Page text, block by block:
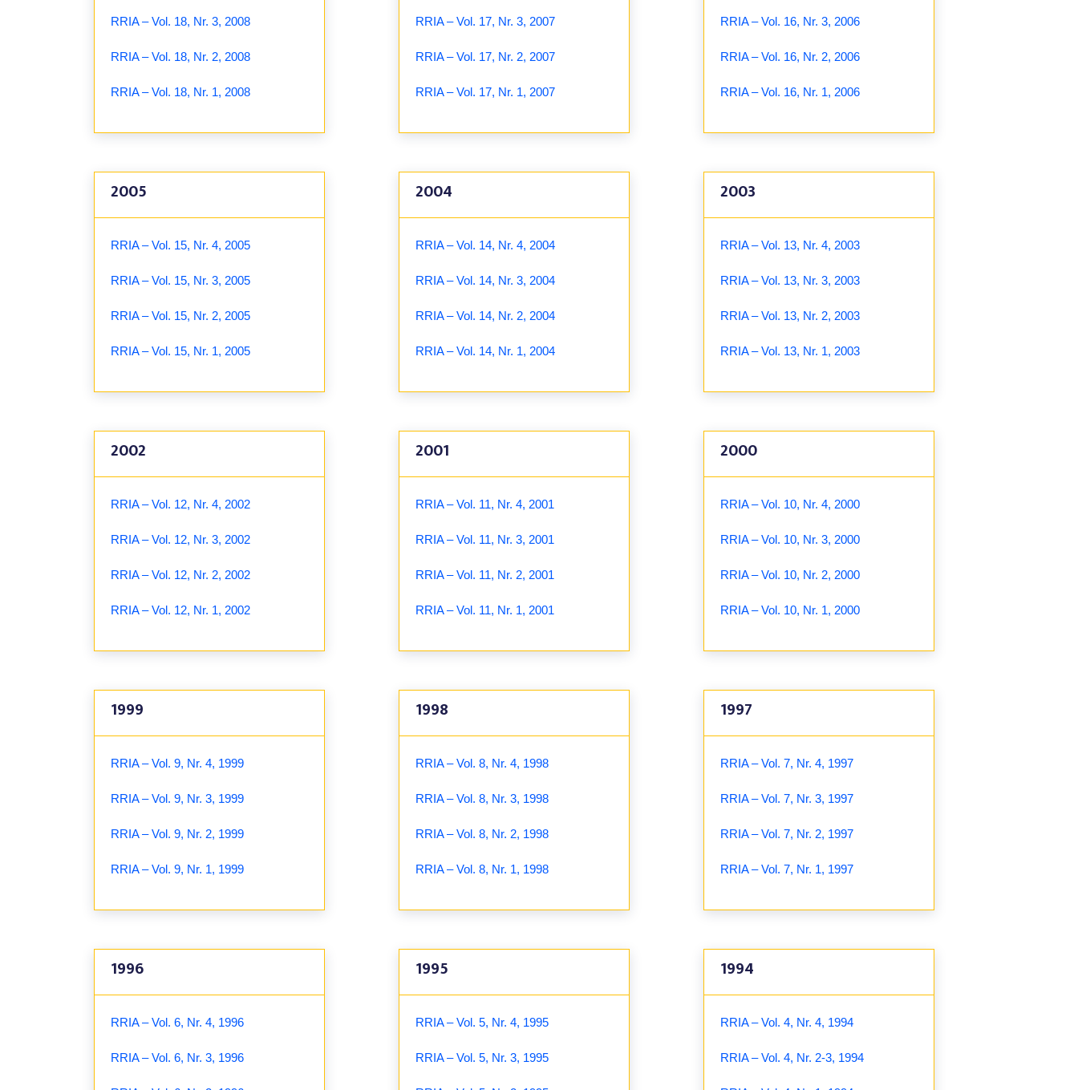
RRIA – Vol. 18, Nr. 3, 2008
RRIA – Vol. 18, Nr. 2, 2008
RRIA – Vol. 18, Nr. 1, 2008
RRIA – Vol. 17, Nr. 3, 2007
RRIA – Vol. 17, Nr. 2, 2007
RRIA – Vol. 17, Nr. 1, 2007
RRIA – Vol. 16, Nr. 3, 2006
RRIA – Vol. 16, Nr. 2, 2006
RRIA – Vol. 16, Nr. 1, 2006
2005
RRIA – Vol. 15, Nr. 4, 2005
RRIA – Vol. 15, Nr. 3, 2005
RRIA – Vol. 15, Nr. 2, 2005
RRIA – Vol. 15, Nr. 1, 2005
2004
RRIA – Vol. 14, Nr. 4, 2004
RRIA – Vol. 14, Nr. 3, 2004
RRIA – Vol. 14, Nr. 2, 2004
RRIA – Vol. 14, Nr. 1, 2004
2003
RRIA – Vol. 13, Nr. 4, 2003
RRIA – Vol. 13, Nr. 3, 2003
RRIA – Vol. 13, Nr. 2, 2003
RRIA – Vol. 13, Nr. 1, 2003
2002
RRIA – Vol. 12, Nr. 4, 2002
RRIA – Vol. 12, Nr. 3, 2002
RRIA – Vol. 12, Nr. 2, 2002
RRIA – Vol. 12, Nr. 1, 2002
2001
RRIA – Vol. 11, Nr. 4, 2001
RRIA – Vol. 11, Nr. 3, 2001
RRIA – Vol. 11, Nr. 2, 2001
RRIA – Vol. 11, Nr. 1, 2001
2000
RRIA – Vol. 10, Nr. 4, 2000
RRIA – Vol. 10, Nr. 3, 2000
RRIA – Vol. 10, Nr. 2, 2000
RRIA – Vol. 10, Nr. 1, 2000
1999
RRIA – Vol. 9, Nr. 4, 1999
RRIA – Vol. 9, Nr. 3, 1999
RRIA – Vol. 9, Nr. 2, 1999
RRIA – Vol. 9, Nr. 1, 1999
1998
RRIA – Vol. 8, Nr. 4, 1998
RRIA – Vol. 8, Nr. 3, 1998
RRIA – Vol. 8, Nr. 2, 1998
RRIA – Vol. 8, Nr. 1, 1998
1997
RRIA – Vol. 7, Nr. 4, 1997
RRIA – Vol. 7, Nr. 3, 1997
RRIA – Vol. 7, Nr. 2, 1997
RRIA – Vol. 7, Nr. 1, 1997
1996
RRIA – Vol. 6, Nr. 4, 1996
RRIA – Vol. 6, Nr. 3, 1996
1995
RRIA – Vol. 5, Nr. 4, 1995
RRIA – Vol. 5, Nr. 3, 1995
1994
RRIA – Vol. 4, Nr. 4, 1994
RRIA – Vol. 4, Nr. 2-3, 1994